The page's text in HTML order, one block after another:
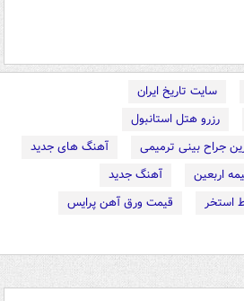
سایت تاریخ ایران
رزرو هتل استانبول
جراح بینی ترمیمی
آهنگ های جدید
اربعین
آهنگ جدید
استخر
قیمت ورق آهن پرایس